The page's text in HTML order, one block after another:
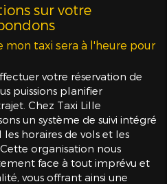
sur votre
taxi sera à l'heure pour
votre réservation de
puissions planifier
Chez Taxi Lille
un système de suivi intégré
horaires de vols et les
organisation nous
face à tout imprévu et
vous offrant ainsi une